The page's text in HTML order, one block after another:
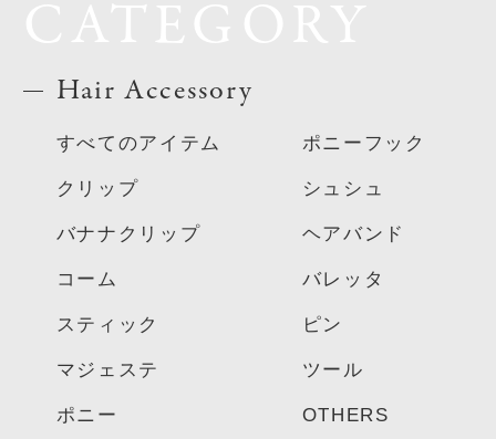
Hair Accessory
すべてのアイテム
クリップ
バナナクリップ
コーム
スティック
マジェステ
ポニー
ポニーフック
シュシュ
ヘアバンド
バレッタ
ピン
ツール
OTHERS